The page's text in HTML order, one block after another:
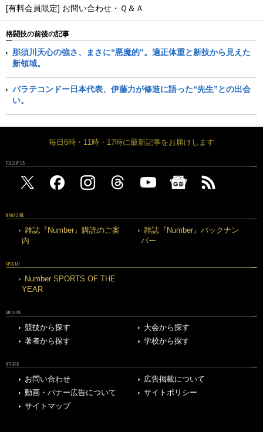
[有料会員限定] お問い合わせ・Ｑ＆Ａ
格闘技の前後の記事
那須川天心の強さ、まさに“悪魔的”。適正体重と新技から見えた
新領域。
パラテコンドー日本代表、伊藤力が修造に語った“先生”との出会
い。
毎日6時・11時・17時に最新記事をお届けします
FOLLOW US
MAGAZINE
雑誌『Number』購読のご案
内
雑誌『Number』バックナン
バー
SPECIAL
Number SPORTS OF THE
YEAR
ARCHIVE
競技から探す
大会から探す
著者から探す
学校から探す
OTHERS
お問い合わせ
広告掲載について
動画・バナー広告について
サイトポリシー
サイトマップ